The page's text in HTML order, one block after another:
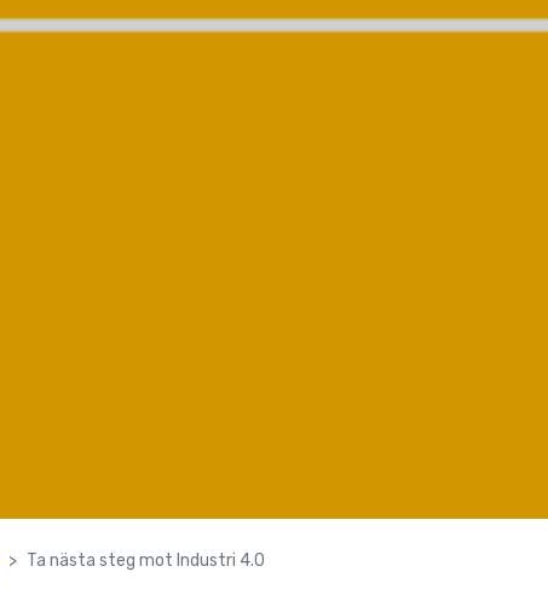
Ta nästa steg mot Industri 4.0